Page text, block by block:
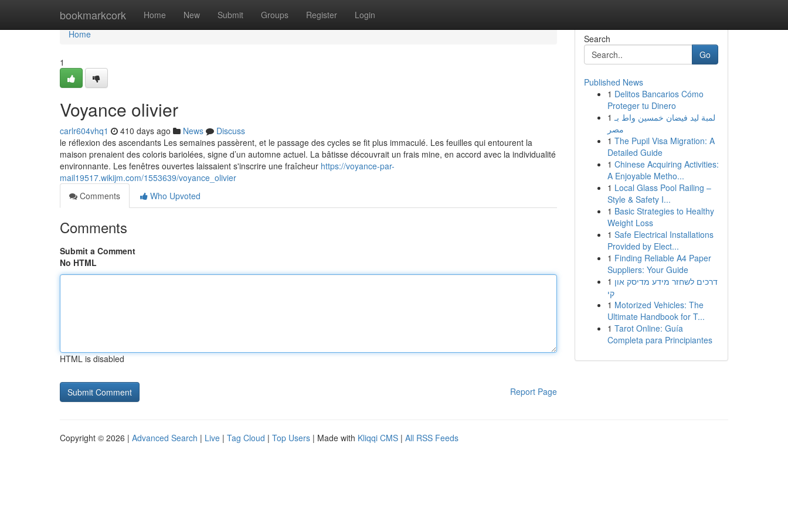
bookmarkcork Home New Submit Groups Register Login
Home
Home
1
Voyance olivier
carlr604vhq1 410 days ago News
Discuss
le réflexion des ascendants Les semaines passèrent, et le passage des cycles se fit plus immaculé. Les feuilles qui entourent la
maison prenaient des coloris bariolées, signe d’un automne actuel. La bâtisse découvrait un frais mine, en accord avec la individualité
environnante. Les fenêtres ouvertes laissaient s'inscrire une fraîcheur https://voyance-par-
mail19517.wikijm.com/1553639/voyance_olivier
Comments
Who Upvoted
Comments
Submit a Comment
No HTML
HTML is disabled
Report Page
Search
Go
Published News
1 Delitos Bancarios Cómo
Proteger tu Dinero
1 لمبة ليد فيضان خمسين واط بـ
مصر
1 The Pupil Visa Migration: A
Detailed Guide
1 Chinese Acquiring Activities:
A Enjoyable Metho...
1 Local Glass Pool Railing –
Style & Safety I...
1 Basic Strategies to Healthy
Weight Loss
1 Safe Electrical Installations
Provided by Elect...
1 Finding Reliable A4 Paper
Suppliers: Your Guide
1 דרכים לשחזר מידע מדיסק און
קי
1 Motorized Vehicles: The
Ultimate Handbook for T...
1 Tarot Online: Guía
Completa para Principiantes
Copyright © 2026 | Advanced Search | Live | Tag Cloud | Top Users | Made with Kliqqi CMS | All RSS Feeds